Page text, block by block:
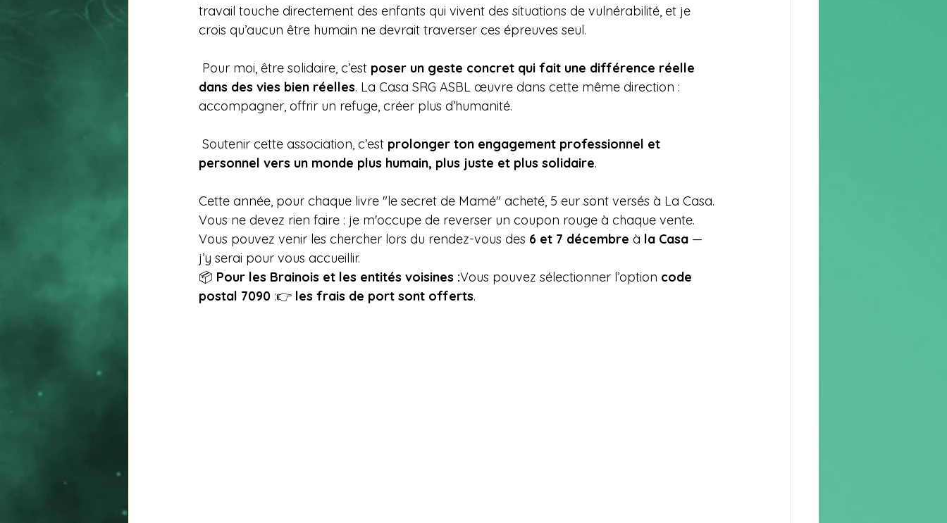
travail touche directement des enfants qui vivent des situations de vulnérabilité, et je
crois qu’aucun être humain ne devrait traverser ces épreuves seul.
Pour moi, être solidaire, c’est poser un geste concret qui fait une différence réelle
dans des vies bien réelles. La Casa SRG ASBL œuvre dans cette même direction :
accompagner, offrir un refuge, créer plus d’humanité.
Soutenir cette association, c’est prolonger ton engagement professionnel et
personnel vers un monde plus humain, plus juste et plus solidaire.
Cette année, pour chaque livre "le secret de Mamé" acheté, 5 eur sont versés à La Casa.
Vous ne devez rien faire : je m'occupe de reverser un coupon rouge à chaque vente.
Vous pouvez venir les chercher lors du rendez-vous des 6 et 7 décembre à la Casa —
j’y serai pour vous accueillir.
📦 Pour les Brainois et les entités voisines :Vous pouvez sélectionner l’option code
postal 7090 :👉 les frais de port sont offerts.